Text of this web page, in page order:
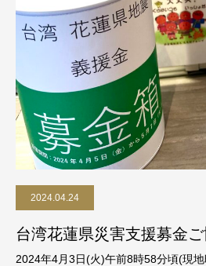
2024.04.24
台湾花蓮県災害支援募金ご
2024年4月3日(火)午前8時58分頃(現